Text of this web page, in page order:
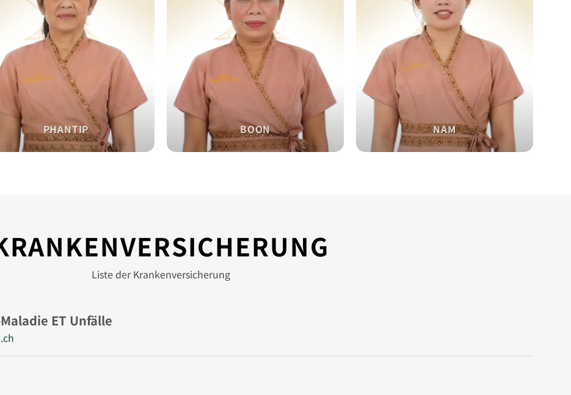
PHANTIP BOON NAM
Liste der Krankenversicherung
ET Unfälle